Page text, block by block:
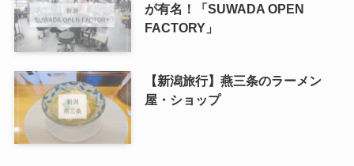
が有名！「SUWADA OPEN
FACTORY」
【新潟旅行】燕三条のラーメン
屋・ショップ